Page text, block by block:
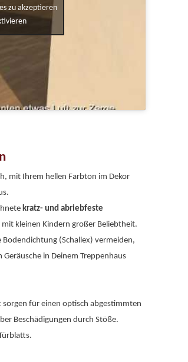
zu akzeptieren
mit Ihrem hellen Farbton im Dekor
kratz- und abriebfeste
kleinen Kindern großer Beliebtheit.
(Schallex) vermeiden,
in Deinem Treppenhaus
für einen optisch abgestimmten
Beschädigungen durch Stöße.